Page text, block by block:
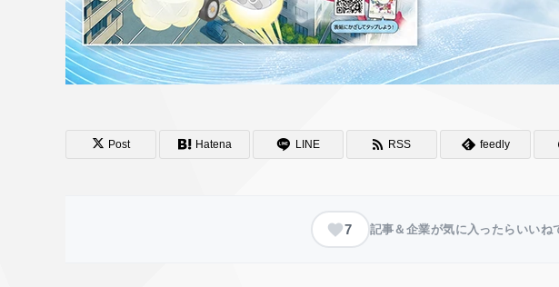
Post Hatena LINE RSS feedly
7 記事＆企業が気に入ったらいいね